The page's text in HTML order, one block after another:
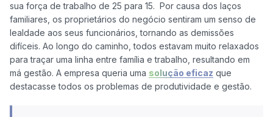
sua força de trabalho de 25 para 15.  Por causa dos laços
familiares, os proprietários do negócio sentiram um senso de
lealdade aos seus funcionários, tornando as demissões
difíceis. Ao longo do caminho, todos estavam muito relaxados
para traçar uma linha entre família e trabalho, resultando em
má gestão. A empresa queria uma solução eficaz que